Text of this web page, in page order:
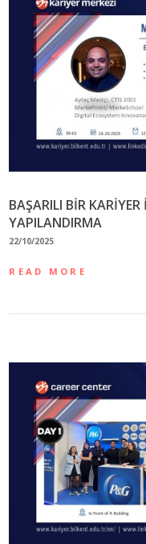
BAŞARILI BİR
YAPILANDIRMA
22/10/2025
READ MORE